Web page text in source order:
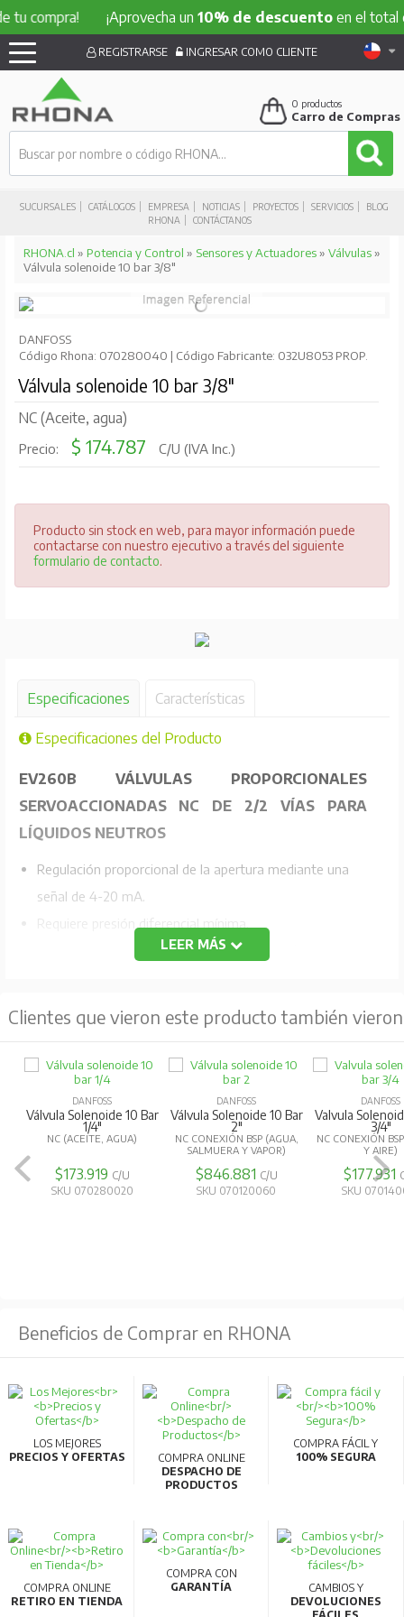
¡Aprovecha un10% de descuentoen el total de tu
SUCURSALES CATÁLOGOS EMPRESA NOTICIAS PROYECTOS SERVICIOS
BLOG
RHONA
CONTÁCTANOS
REGISTRARSE INGRESAR COMO CLIENTE
0 productos
Carro de Compras
RHONA.cl » Potencia y Control » Sensores y Actuadores» Válvulas»
Válvula solenoide 10 bar 3/8"
DANFOSS
Código Rhona: 070280040 | Código Fabricante: 032U8053 PROP.
Válvula solenoide 10 bar 3/8"
NC (Aceite, agua)
Precio: $ 174.787 C/U (IVA Inc.)
Producto sin stock en web, para mayor información puede
contactarse con nuestro ejecutivo a través del siguiente
formulario de contacto.
Especificaciones Características
Especificaciones del Producto
EV260B VÁLVULAS PROPORCIONALES
SERVOACCIONADAS NC DE 2/2 VÍAS PARA
LÍQUIDOS NEUTROS
Regulación proporcional de la apertura mediante una
señal de 4-20 mA.
Requiere presión diferencial mínima.
Rango Presión 0,5-10 Bar. Temperatura de fluido -10-
cerrada.
Incluye bobina con entrada 4 -20 mA.
LEER MÁS
Clientes que vieron este producto también vieron
DANFOSS
Válvula Solenoide 10 Bar
1/4"
NC (ACEITE, AGUA)
$173.919 C/U
SKU 070280020
DANFOSS
Válvula Solenoide 10 Bar
2"
NC CONEXIÓN BSP (AGUA,
SALMUERA Y VAPOR)
$846.881 C/U
SKU 070120060
DANFOSS
Valvula
3/4"
NC CONEXIÓN
Y AIRE)
$177.931
SKU
Beneficios de Comprar en RHONA
LOS MEJORES
PRECIOS Y OFERTAS
COMPRA ONLINE
DESPACHO DE
PRODUCTOS
COMPRA FÁCIL Y
100% SEGURA
COMPRA ONLINE
RETIRO EN TIENDA
COMPRA CON
GARANTÍA
CAMBIOS Y
DEVOLUCIONES